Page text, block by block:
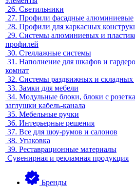
26. Светильники
27. Профили фасадные алюминиевые
28. Профили для каркасных
29. Системы алюминиевых и
профилей
30. Стеллажные системы
31. Наполнение для шкафов и
комнат
32. Системы раздвижных и складных
33. Замки для мебели
34. Модульные блоки, блоки с
заглушки кабель-канала
35. Мебельные ручки
36. Интерьерные решения
37. Все для шоу-румов и салонов
38. Упаковка
39. Реставрационные материалы
Сувенирная и рекламная продукция
Бренды